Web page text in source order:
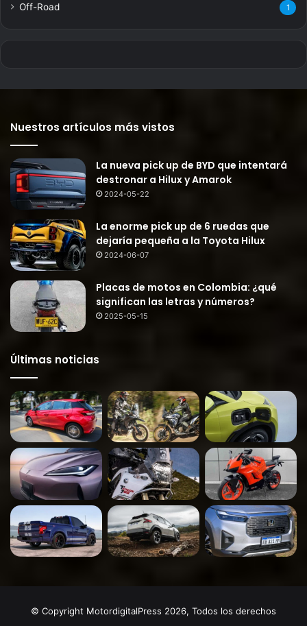
Off-Road 1
Nuestros artículos más vistos
La nueva pick up de BYD que intentará
destronar a Hilux y Amarok
2024-05-22
La enorme pick up de 6 ruedas que
dejaría pequeña a la Toyota Hilux
2024-06-07
Placas de motos en Colombia: ¿qué
significan las letras y números?
2025-05-15
Últimas noticias
© Copyright MotordigitalPress 2026, Todos los derechos